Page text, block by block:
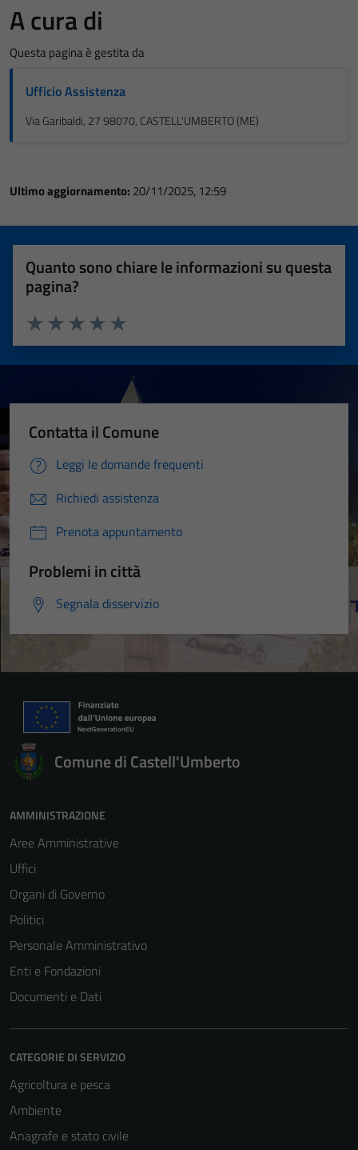
A cura di
Questa pagina è gestita da
Ufficio Assistenza
Via Garibaldi, 27 98070, CASTELL'UMBERTO (ME)
Ultimo aggiornamento: 20/11/2025, 12:59
Quanto sono chiare le informazioni su questa
pagina?
Valuta 5 stelle su 5
Valuta 4 stelle su 5
Valuta 3 stelle su 5
Valuta 2 stelle su 5
Valuta 1 stelle su 5
Contatta il Comune
Leggi le domande frequenti
Richiedi assistenza
Prenota appuntamento
Problemi in città
Segnala disservizio
Comune di Castell'Umberto
AMMINISTRAZIONE
Aree Amministrative
Uffici
Organi di Governo
Politici
Personale Amministrativo
Enti e Fondazioni
Documenti e Dati
CATEGORIE DI SERVIZIO
Agricoltura e pesca
Ambiente
Anagrafe e stato civile